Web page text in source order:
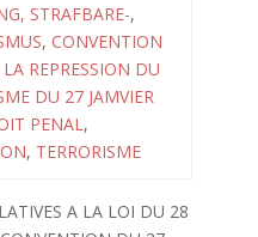
STRAFBARE-,
, CONVENTION
REPRESSION DU
DU 27 JAMVIER
PENAL,
, TERRORISME
A LA LOI DU 28